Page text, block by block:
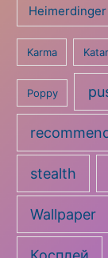
Heimerdinger
Karma
Poppy
stealth
Wallpaper